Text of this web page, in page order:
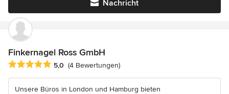
Nachricht
Finkernagel Ross GmbH
Durchschnittliche Bewertung: 5 von 5 Sternen
5,0 (4 Bewertungen)
Unsere Büros in London und Hamburg bieten